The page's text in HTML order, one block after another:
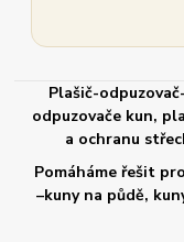
Plašič-
odpuzovače kun,
a ochranu
Pomáháme řešit
–kuny na půdě,